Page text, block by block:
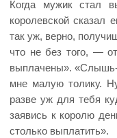
Когда мужик стал
королевской сказал
так уж, верно,
что не без того, —
выплачены».
мне малую толику.
разве уж для тебя
заявись к королю
столько выплатить».